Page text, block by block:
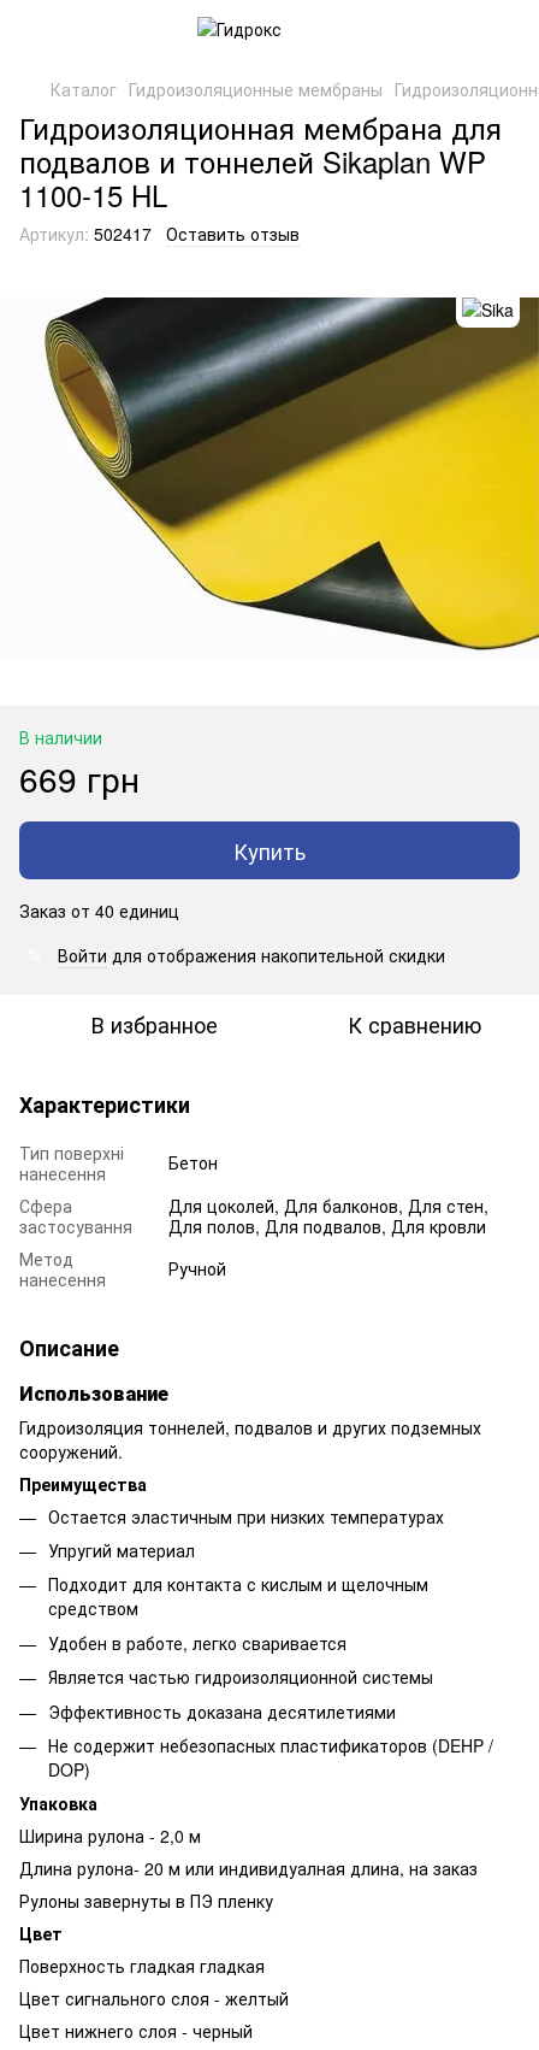
Каталог Гидроизоляционные мембраны
Гидроизоляционная мембрана для
подвалов и тоннелей Sikaplan WP
1100-15 HL
Артикул: 502417 Оставить отзыв
В наличии
669 грн
Купить
Заказ от 40 единиц
Войти для отображения накопительной скидки
В избранное К сравнению
Характеристики
Тип поверхні
нанесення
Бетон
Сфера
застосування
Для цоколей, Для балконов, Для стен,
Для полов, Для подвалов, Для кровли
Метод
нанесення
Ручной
Описание
Использование
Гидроизоляция тоннелей, подвалов и других подземных
сооружений.
Преимущества
Остается эластичным при низких температурах
Упругий материал
Подходит для контакта с кислым и щелочным
средством
Удобен в работе, легко сваривается
Является частью гидроизоляционной системы
Эффективность доказана десятилетиями
Не содержит небезопасных пластификаторов (DEHP /
DOP)
Упаковка
Ширина рулона - 2,0 м
Длина рулона- 20 м или индивидуалная длина, на заказ
Рулоны завернуты в ПЭ пленку
Цвет
Поверхность гладкая гладкая
Цвет сигнального слоя - желтый
Цвет нижнего слоя - черный